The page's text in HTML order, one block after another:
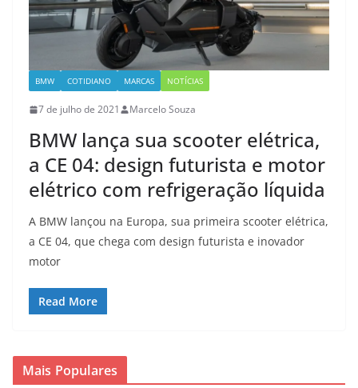
BMW COTIDIANO MARCAS NOTÍCIAS
7 de julho de 2021 Marcelo Souza
BMW lança sua scooter elétrica,
a CE 04: design futurista e motor
elétrico com refrigeração líquida
A BMW lançou na Europa, sua primeira scooter elétrica,
a CE 04, que chega com design futurista e inovador
motor
Read More
Mais Populares